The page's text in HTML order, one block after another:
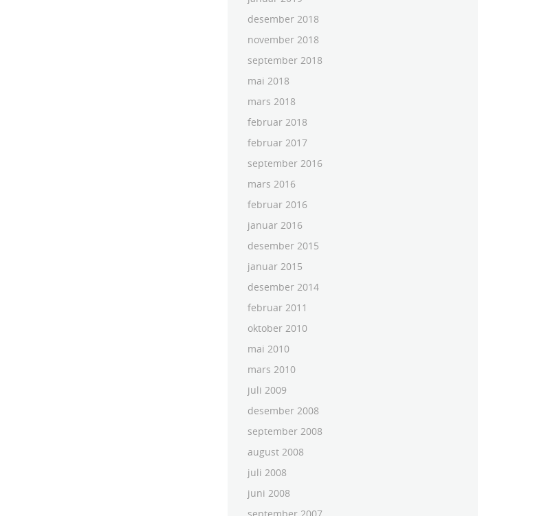
desember 2018
november 2018
september 2018
mai 2018
mars 2018
februar 2018
februar 2017
september 2016
mars 2016
februar 2016
januar 2016
desember 2015
januar 2015
desember 2014
februar 2011
oktober 2010
mai 2010
mars 2010
juli 2009
desember 2008
september 2008
august 2008
juli 2008
juni 2008